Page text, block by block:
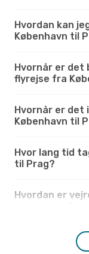
Hvordan kan
København til
Hvornår er det
flyrejse fra
Hvornår er det
København til
Hvor lang tid
til Prag?
Hvordan er